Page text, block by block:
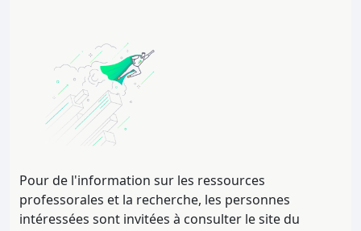
Pour de l'information sur les ressources
professorales et la recherche, les personnes
intéressées sont invitées à consulter le site du